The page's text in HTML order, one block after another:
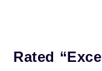
Rated